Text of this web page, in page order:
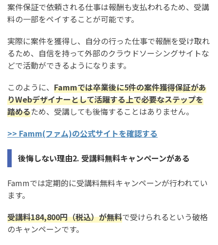
案件保証で依頼される仕事は報酬も支払われるため、受講
料の一部をペイすることが可能です。
実際に案件を獲得し、自分の行った仕事で報酬を受け取れ
るため、自信を持って外部のクラウドソーシングサイトな
どで活動ができるようになります。
このように、 Fammでは卒業後に5件の案件獲得保証があ
りWebデザイナーとして活躍する上で必要なステップを
踏めるため、受講しても後悔することはありません。
>> Famm(ファム)の公式サイトを確認する
後悔しない理由2. 受講料無料キャンペーンがある
Fammでは定期的に受講料無料キャンペーンが行われてい
ます。
受講料184,800円（税込）が無料で受けられるという破格
のキャンペーンです。